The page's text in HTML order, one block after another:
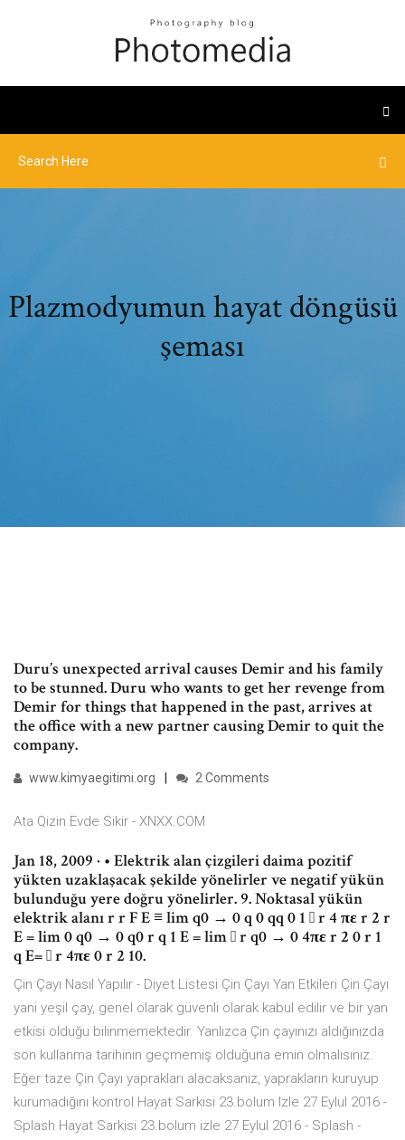
Plazmodyumun hayat döngüsü
şeması
Duru’s unexpected arrival causes Demir and his family
to be stunned. Duru who wants to get her revenge from
Demir for things that happened in the past, arrives at
the office with a new partner causing Demir to quit the
company.
www.kimyaegitimi.org 2 Comments
Ata Qizin Evde Sikir - XNXX.COM
Jan 18, 2009 · • Elektrik alan çizgileri daima pozitif
yükten uzaklaşacak şekilde yönelirler ve negatif yükün
bulunduğu yere doğru yönelirler. 9. Noktasal yükün
elektrik alanı r r F E ≡ lim q0 → 0 q 0 qq 0 1 ˆ r 4 πε r 2 r
E = lim 0 q0 → 0 q0 r q 1 E = lim ˆ r q0 → 0 4πε r 2 0 r 1
q E= ˆ r 4πε 0 r 2 10.
Çin Çayı Nasıl Yapılır - Diyet Listesi Çin Çayı Yan Etkileri Çin Çayı
yani yeşil çay, genel olarak güvenli olarak kabul edilir ve bir yan
etkisi olduğu bilinmemektedir. Yanlızca Çin çayınızı aldığınızda
son kullanma tarihinin geçmemiş olduğuna emin olmalısınız.
Eğer taze Çin Çayı yaprakları alacaksanız, yaprakların kuruyup
kurumadığını kontrol Hayat Sarkisi 23.bolum Izle 27 Eylul 2016 -
Splash Hayat Sarkisi 23.bolum izle 27 Eylul 2016 - Splash -